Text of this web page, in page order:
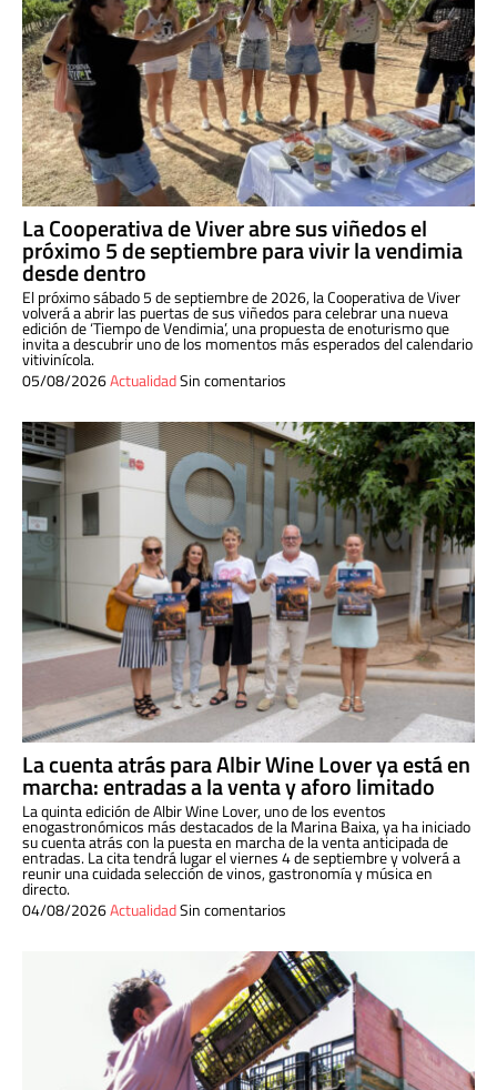
La Cooperativa de Viver abre sus viñedos el
próximo 5 de septiembre para vivir la vendimia
desde dentro
El próximo sábado 5 de septiembre de 2026, la Cooperativa de Viver
volverá a abrir las puertas de sus viñedos para celebrar una nueva
edición de ‘Tiempo de Vendimia’, una propuesta de enoturismo que
invita a descubrir uno de los momentos más esperados del calendario
vitivinícola.
05/08/2026ActualidadSin comentarios
La cuenta atrás para Albir Wine Lover ya está en
marcha: entradas a la venta y aforo limitado
La quinta edición de Albir Wine Lover, uno de los eventos
enogastronómicos más destacados de la Marina Baixa, ya ha iniciado
su cuenta atrás con la puesta en marcha de la venta anticipada de
entradas. La cita tendrá lugar el viernes 4 de septiembre y volverá a
reunir una cuidada selección de vinos, gastronomía y música en
directo.
04/08/2026ActualidadSin comentarios